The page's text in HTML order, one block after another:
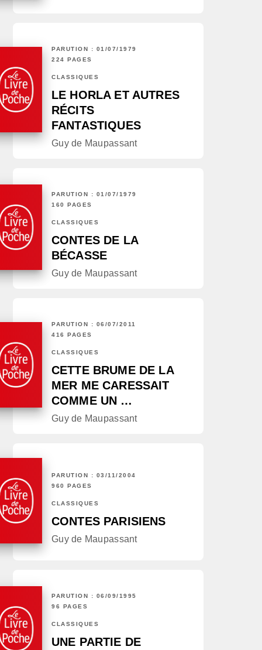
PARUTION : 01/07/1979
224 PAGES
CLASSIQUES
LE HORLA ET AUTRES
RÉCITS
FANTASTIQUES
Guy de Maupassant
PARUTION : 01/07/1979
160 PAGES
CLASSIQUES
CONTES DE LA
BÉCASSE
Guy de Maupassant
PARUTION : 06/07/2011
416 PAGES
CLASSIQUES
CETTE BRUME DE LA
MER ME CARESSAIT
COMME UN …
Guy de Maupassant
PARUTION : 03/11/2004
960 PAGES
CLASSIQUES
CONTES PARISIENS
Guy de Maupassant
PARUTION : 06/09/1995
96 PAGES
CLASSIQUES
UNE PARTIE DE